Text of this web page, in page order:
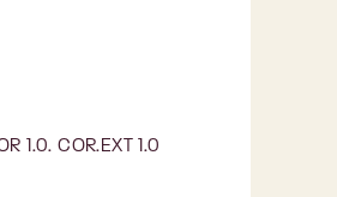
1.0. COR.EXT 1.0